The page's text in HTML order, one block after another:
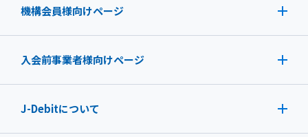
機構会員様向けページ
入会前事業者様向けページ
J-Debitについて